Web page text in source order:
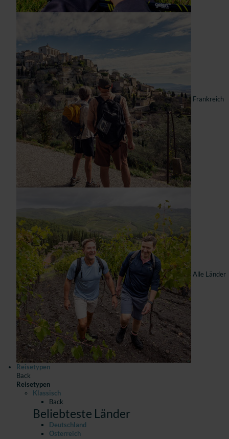
Frankreich
Alle Länder
Reisetypen
Back
Reisetypen
Klassisch
Back
Beliebteste Länder
Deutschland
Österreich